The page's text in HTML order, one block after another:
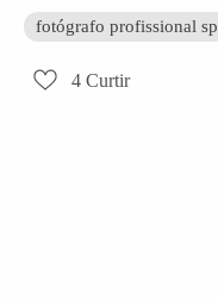
fotógrafo profissional sp
4 Curtir